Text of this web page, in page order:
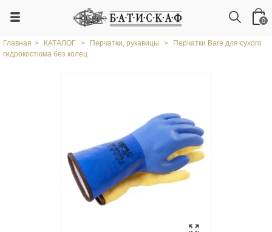
0
Главная > КАТАЛОГ > Перчатки, рукавицы >
Перчатки Bare для сухого
гидрокостюма без колец